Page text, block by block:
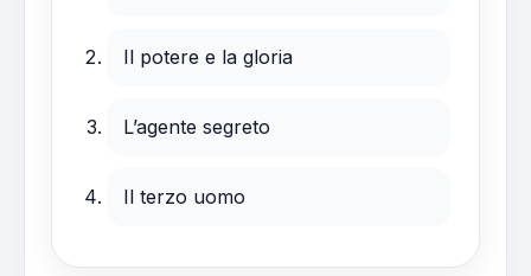
Il potere e la gloria
L’agente segreto
Il terzo uomo